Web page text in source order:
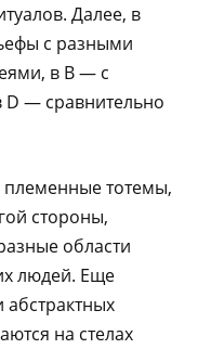
Далее, в
с разными
в B — с
— сравнительно
племенные тотемы,
стороны,
области
людей. Еще
на стелах